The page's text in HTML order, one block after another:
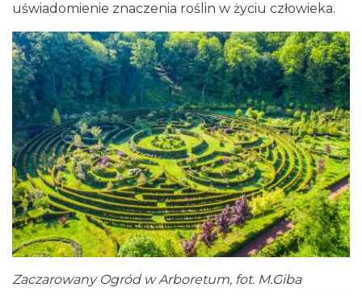
uświadomienie znaczenia roślin w życiu człowieka.
Zaczarowany Ogród w Arboretum, fot. M.Giba